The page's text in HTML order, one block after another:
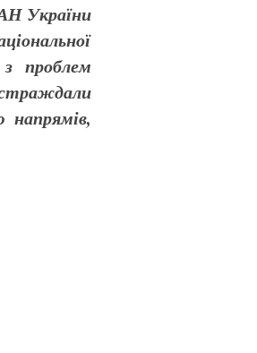
України
проблем
напрямів,